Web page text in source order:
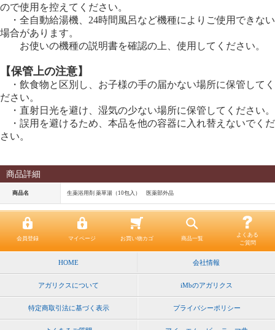
ので使用を控えてください。
・全自動給湯機、24時間風呂など機種によりご使用できない
場合があります。
お使いの機種の説明書を確認の上、使用してください。
【保管上の注意】
・飲食物と区別し、お子様の手の届かない場所に保管してく
ださい。
・直射日光を避け、湿気の少ない場所に保管してください。
・誤用を避けるため、本品を他の容器に入れ替えないでくだ
さい。
商品詳細
商品名 生薬浴用剤 薬草湯（10包入） 医薬部外品
会員登録 マイページ お買い物カゴ 商品一覧
よくある
ご質問
HOME 会社情報
アガリクスについて iMbのアガリクス
特定商取引法に基づく表示 プライバシーポリシー